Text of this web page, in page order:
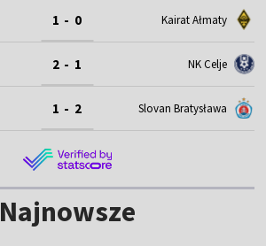
1 - 0 Kairat Ałmaty
2 - 1 NK Celje
1 - 2 Slovan Bratysława
Najnowsze